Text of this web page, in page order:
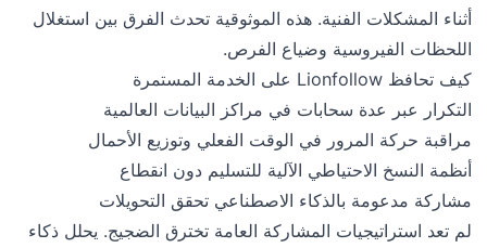
أثناء المشكلات الفنية. هذه الموثوقية تحدث الفرق بين استغلال
اللحظات الفيروسية وضياع الفرص.
كيف تحافظ Lionfollow على الخدمة المستمرة
التكرار عبر عدة سحابات في مراكز البيانات العالمية
مراقبة حركة المرور في الوقت الفعلي وتوزيع الأحمال
أنظمة النسخ الاحتياطي الآلية للتسليم دون انقطاع
مشاركة مدعومة بالذكاء الاصطناعي تحقق التحويلات
لم تعد استراتيجيات المشاركة العامة تخترق الضجيج. يحلل ذكاء